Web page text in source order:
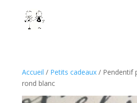
Accueil / Petits cadeaux/ Pendentif
rond blanc